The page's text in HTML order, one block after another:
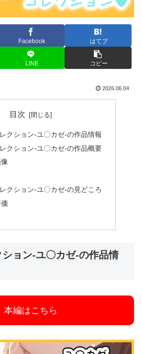
Facebook はてブ
LINE コピー
2026.06.04
目次
クション-ユ〇カゼ-の作品情報
クション-ユ〇カゼ-の作品概要
クション-ユ〇カゼ-の見どころ
ョン-ユ〇カゼ-の作品情
本編はこちら